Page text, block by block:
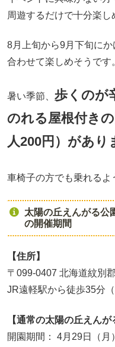
周遊するだけで十分楽し
8月上旬から9月下旬に
合わせて楽しめそうです
暑い季節、 歩くのが
のれる屋根付き
人200円）があり
車椅子の方でも乗れるよ
太陽の丘えんがる公
の開催期間
【住所】
〒099-0407 北海道紋別
JR遠軽駅から徒歩35分（
【通常の太陽の丘えんが
開園期間： 4月29日（月